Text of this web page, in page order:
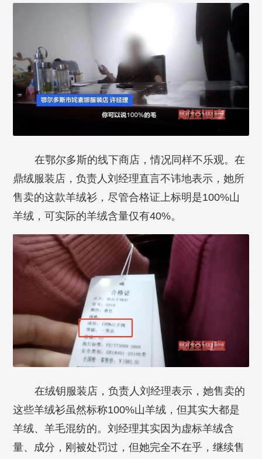
在鄂尔多斯的线下商店，情况同样不乐观。在
鼎绒服装店，负责人刘经理直言不讳地表示，她所
售卖的这款羊绒衫，尽管合格证上标明是100%山
羊绒，可实际的羊绒含量仅有40%。
在绒钥服装店，负责人刘经理表示，她售卖的
这些羊绒衫虽然标称100%山羊绒，但其实大都是
羊绒、羊毛混纺的。刘经理其实因为虚标羊绒含
量、成分，刚被处罚过，但她完全不在乎，继续售